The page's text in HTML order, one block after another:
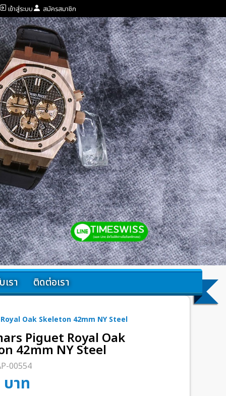
เข้าสู่ระบบ สมัครสมาชิก
เรา ติดต่อเรา
Oak Skeleton 42mm NY Steel
Piguet Royal Oak
42mm NY Steel
00554
บาท